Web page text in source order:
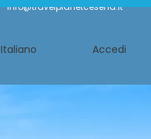
info@travelplanetcesena.it
Italiano Accedi